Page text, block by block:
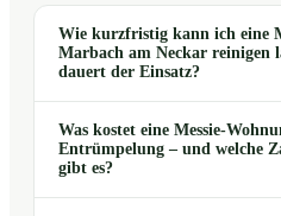
Wie kurzfristig kann ich eine
Marbach am Neckar reinigen
dauert der Einsatz?
Was kostet eine Messie-
Entrümpelung – und welche
gibt es?